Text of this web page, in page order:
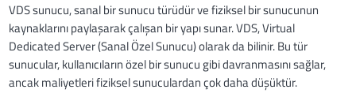
VDS sunucu, sanal bir sunucu türüdür ve fiziksel bir sunucunun
kaynaklarını paylaşarak çalışan bir yapı sunar. VDS, Virtual
Dedicated Server (Sanal Özel Sunucu) olarak da bilinir. Bu tür
sunucular, kullanıcıların özel bir sunucu gibi davranmasını sağlar,
ancak maliyetleri fiziksel sunuculardan çok daha düşüktür.